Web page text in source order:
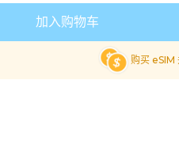
多米尼克
爱沙尼亚
探索所有目的地
加入购物车
购买 eSIM